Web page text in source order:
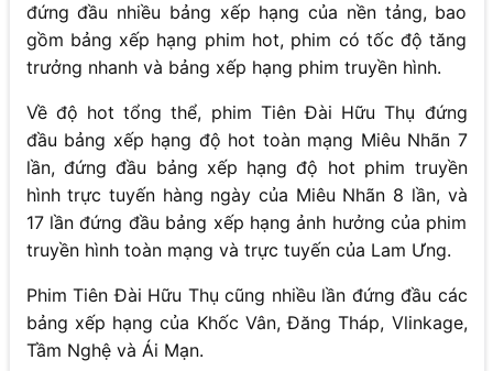
đứng đầu nhiều bảng xếp hạng của nền tảng, bao
gồm bảng xếp hạng phim hot, phim có tốc độ tăng
trưởng nhanh và bảng xếp hạng phim truyền hình.
Về độ hot tổng thể, phim Tiên Đài Hữu Thụ đứng
đầu bảng xếp hạng độ hot toàn mạng Miêu Nhãn 7
lần, đứng đầu bảng xếp hạng độ hot phim truyền
hình trực tuyến hàng ngày của Miêu Nhãn 8 lần, và
17 lần đứng đầu bảng xếp hạng ảnh hưởng của phim
truyền hình toàn mạng và trực tuyến của Lam Ưng.
Phim Tiên Đài Hữu Thụ cũng nhiều lần đứng đầu các
bảng xếp hạng của Khốc Vân, Đăng Tháp, Vlinkage,
Tầm Nghệ và Ái Mạn.